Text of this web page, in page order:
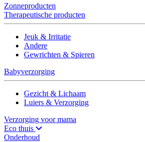
Zonneproducten
Therapeutische producten
Jeuk & Irritatie
Andere
Gewrichten & Spieren
Babyverzorging
Gezicht & Lichaam
Luiers & Verzorging
Verzorging voor mama
Eco thuis
Onderhoud